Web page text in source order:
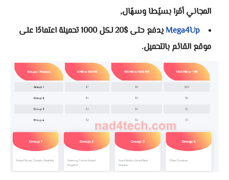
المجاني أمًرا بسيًطا وسهًال,
Mega4Up
يدفع حتى $20 لكل 1000 تحميلة اعتمادًا على
موقع القائم بالتحميل.